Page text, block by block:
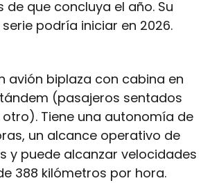
de que concluya el año. Su
podría iniciar en 2026.
avión biplaza con cabina en
(pasajeros sentados
Tiene una autonomía de
un alcance operativo de
y puede alcanzar velocidades
388 kilómetros por hora.